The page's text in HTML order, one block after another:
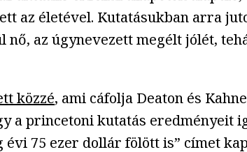
az életével. Kutatásukban arra
az úgynevezett megélt jólét,
közzé, ami cáfolja Deaton és
a princetoni kutatás eredményeit
75 ezer dollár fölött is” címet